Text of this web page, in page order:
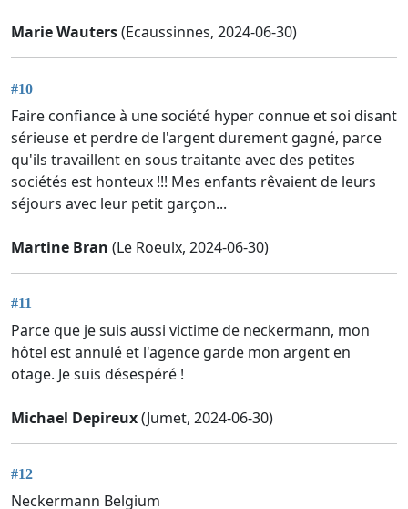
Marie Wauters(Ecaussinnes, 2024-06-30)
#10
Faire confiance à une société hyper connue et soi disant
sérieuse et perdre de l'argent durement gagné, parce
qu'ils travaillent en sous traitante avec des petites
sociétés est honteux !!! Mes enfants rêvaient de leurs
séjours avec leur petit garçon...
Martine Bran (Le Roeulx, 2024-06-30)
#11
Parce que je suis aussi victime de neckermann, mon
hôtel est annulé et l'agence garde mon argent en
otage. Je suis désespéré !
Michael Depireux(Jumet, 2024-06-30)
#12
Neckermann Belgium